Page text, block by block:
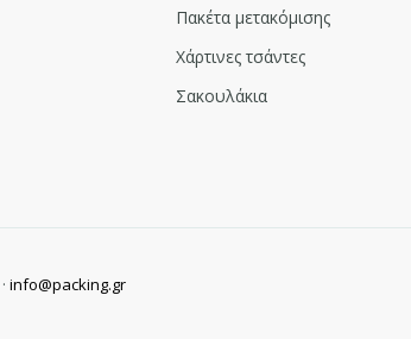
Πακέτα μετακόμισης
Χάρτινες τσάντες
Σακουλάκια
· info@packing.gr